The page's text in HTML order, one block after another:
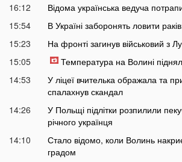
16:12
Відома українська ведуча
15:54
В Україні заборонять ловити
15:23
На фронті загинув військовий з
15:05
Температура на Волині
14:53
У ліцеї вчителька ображала та
спалахнув скандал
14:26
У Польщі підлітки розпилили
річного українця
14:10
Стало відомо, коли Волинь
градом